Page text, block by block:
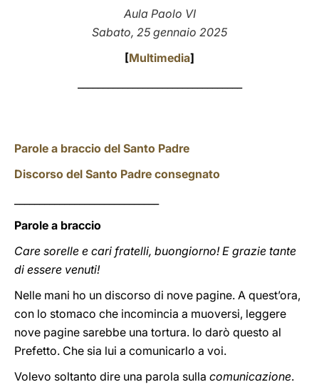
Aula Paolo VI
Sabato, 25 gennaio 2025
[Multimedia]
Parole a braccio del Santo Padre
Discorso del Santo Padre consegnato
Parole a braccio
Care sorelle e cari fratelli, buongiorno! E grazie tante
di essere venuti!
Nelle mani ho un discorso di nove pagine. A quest’ora,
con lo stomaco che incomincia a muoversi, leggere
nove pagine sarebbe una tortura. Io darò questo al
Prefetto. Che sia lui a comunicarlo a voi.
Volevo soltanto dire una parola sulla comunicazione.